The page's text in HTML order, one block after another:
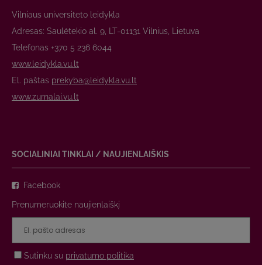
Vilniaus universiteto leidykla
Adresas: Saulėtekio al. 9, LT-01131 Vilnius, Lietuva
Telefonas +370 5 236 6044
www.leidykla.vu.lt
El. paštas prekyba@leidykla.vu.lt
www.zurnalai.vu.lt
SOCIALINIAI TINKLAI / NAUJIENLAIŠKIS
Facebook
Prenumeruokite naujienlaiškį
Sutinku su privatumo politika